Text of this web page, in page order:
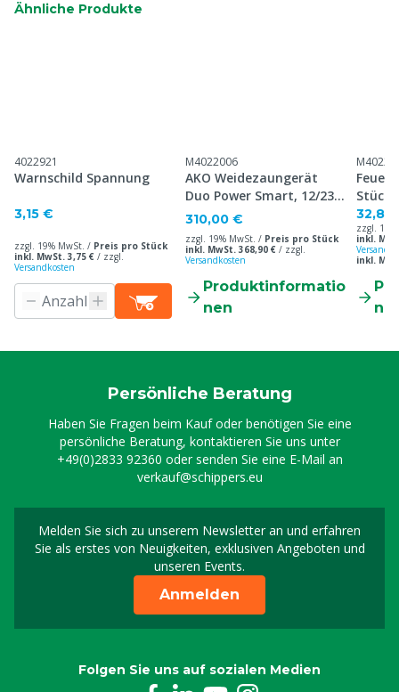
Ähnliche Produkte
4022921
Warnschild Spannung
3,15 €
zzgl. 19% MwSt. / Preis pro Stück
inkl. MwSt. 3,75 € / zzgl.
Versandkosten
M4022006
AKO Weidezaungerät
Duo Power Smart, 12/230
V
310,00 €
zzgl. 19% MwSt. / Preis pro Stück
inkl. MwSt. 368,90 € / zzgl.
Versandkosten
Produktinformatio
nen
Stück
32,80
zzgl.
inkl.
inkl.
Persönliche Beratung
Haben Sie Fragen beim Kauf oder benötigen Sie eine
persönliche Beratung, kontaktieren Sie uns unter
+49(0)2833 92360 oder senden Sie eine E-Mail an
verkauf@schippers.eu
Melden Sie sich zu unserem Newsletter an und erfahren
Sie als erstes von Neuigkeiten, exklusiven Angeboten und
unseren Events.
Melden Sie sich für
Anmelden
Folgen Sie uns auf sozialen Medien